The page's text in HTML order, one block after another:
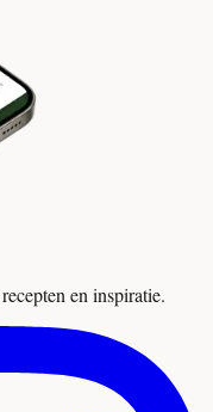
en inspiratie.